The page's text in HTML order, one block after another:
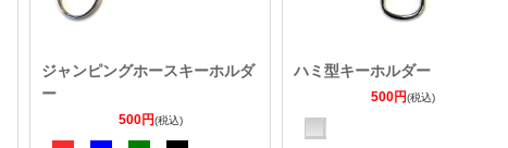
ジャンピングホースキーホルダ
ー
500円(税込)
ハミ型キーホルダー
500円(税込)